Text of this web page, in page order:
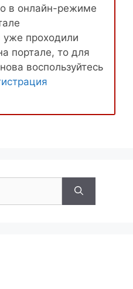
в онлайн-режиме
уже проходили
портале, то для
воспользуйтесь